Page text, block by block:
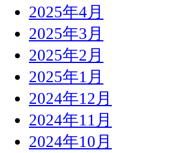
2025年4月
2025年3月
2025年2月
2025年1月
2024年12月
2024年11月
2024年10月